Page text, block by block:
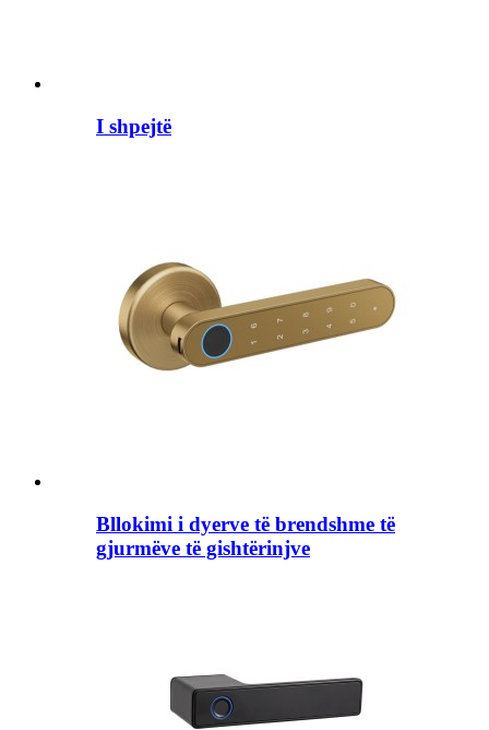
I shpejtë
Bllokimi i dyerve të brendshme të
gjurmëve të gishtërinjve